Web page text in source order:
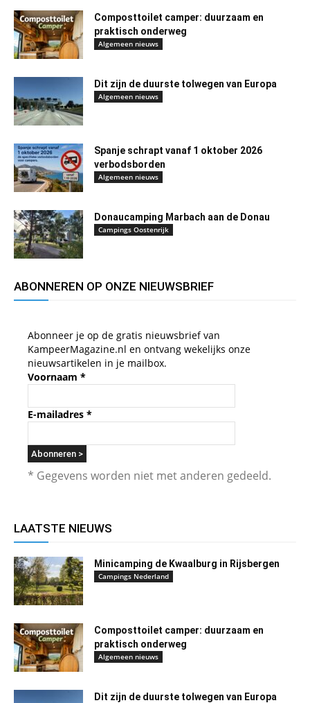
Composttoilet camper: duurzaam en
praktisch onderweg
Algemeen nieuws
Dit zijn de duurste tolwegen van Europa
Algemeen nieuws
Spanje schrapt vanaf 1 oktober 2026
verbodsborden
Algemeen nieuws
Donaucamping Marbach aan de Donau
Campings Oostenrijk
ABONNEREN OP ONZE NIEUWSBRIEF
Abonneer je op de gratis nieuwsbrief van
KampeerMagazine.nl en ontvang wekelijks onze
nieuwsartikelen in je mailbox.
Voornaam *
E-mailadres *
* Gegevens worden niet met anderen gedeeld.
LAATSTE NIEUWS
Minicamping de Kwaalburg in Rijsbergen
Campings Nederland
Composttoilet camper: duurzaam en
praktisch onderweg
Algemeen nieuws
Dit zijn de duurste tolwegen van Europa